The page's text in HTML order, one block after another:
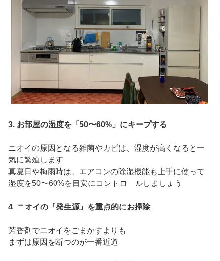
3. お部屋の湿度を「50〜60%」にキープする
ニオイの原因となる雑菌やカビは、湿度が高くなると一
気に繁殖します
真夏日や梅雨時は、エアコンの除湿機能も上手に使って
湿度を50〜60%を目安にコントロールしましょう
4. ニオイの「発生源」を重点的にお掃除
芳香剤でニオイをごまかすよりも
まずは原因を断つのが一番近道